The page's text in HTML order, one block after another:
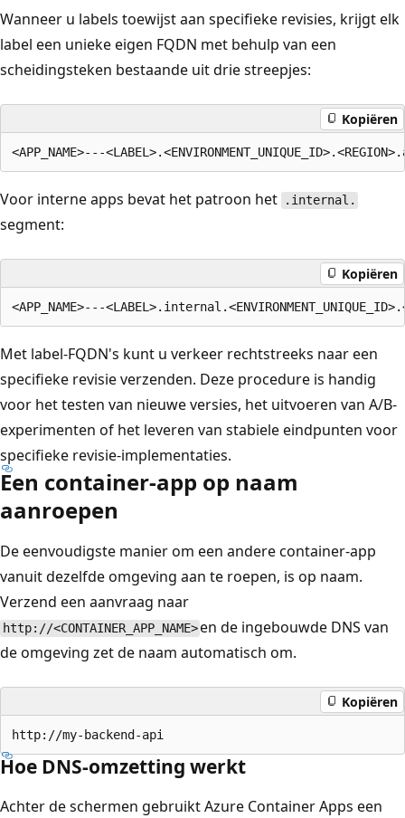
Wanneer u labels toewijst aan specifieke revisies, krijgt elk
label een unieke eigen FQDN met behulp van een
scheidingsteken bestaande uit drie streepjes:
Kopiëren
Voor interne apps bevat het patroon het .internal.
segment:
Kopiëren
Met label-FQDN's kunt u verkeer rechtstreeks naar een
specifieke revisie verzenden. Deze procedure is handig
voor het testen van nieuwe versies, het uitvoeren van A/B-
experimenten of het leveren van stabiele eindpunten voor
specifieke revisie-implementaties.
Een container-app op naam
aanroepen
De eenvoudigste manier om een andere container-app
vanuit dezelfde omgeving aan te roepen, is op naam.
Verzend een aanvraag naar
http://<CONTAINER_APP_NAME>en de ingebouwde DNS van
de omgeving zet de naam automatisch om.
Kopiëren
Hoe DNS-omzetting werkt
Achter de schermen gebruikt Azure Container Apps een